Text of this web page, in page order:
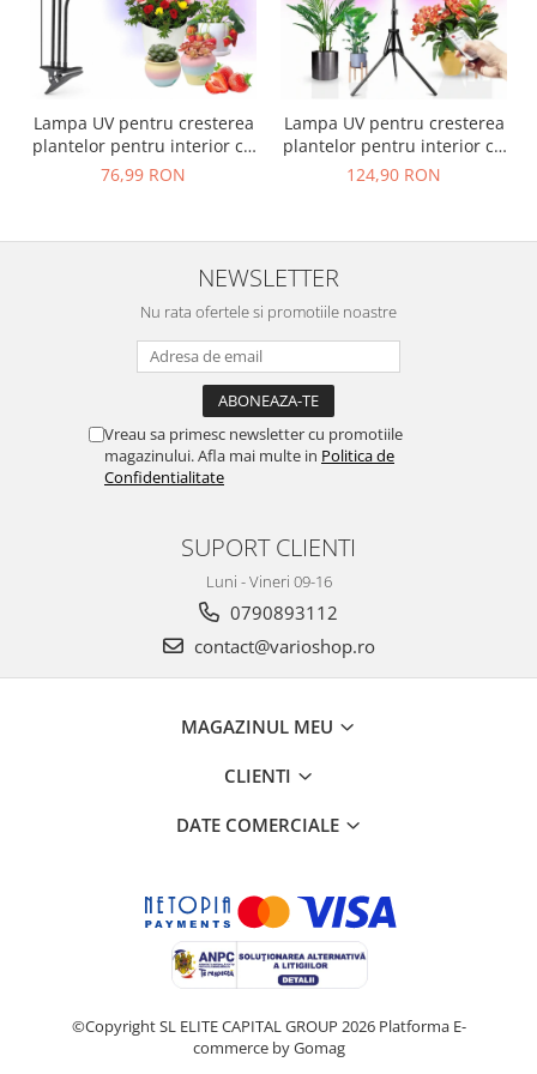
Lampa UV pentru cresterea
plantelor pentru interior cu
3 brate reglabile
intensitate, cu
prindere: cleste, alimentare
priza si USB
76,99 RON
Lampa UV pentru cresterea
plantelor pentru interior cu
4 brate reglabile
intensitate, cu
reglabil pe inaltime,
alimentare priza
124,90 RON
NEWSLETTER
Nu rata ofertele si promotiile noastre
Vreau sa primesc newsletter cu promotiile
magazinului. Afla mai multe in Politica de
Confidentialitate
SUPORT CLIENTI
Luni - Vineri 09-16
0790893112
contact@varioshop.ro
MAGAZINUL MEU
CLIENTI
DATE COMERCIALE
©Copyright SL ELITE CAPITAL GROUP 2026 Platforma E-
commerce by Gomag